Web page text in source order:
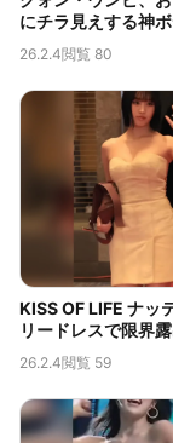
にチラ見えする神
露出だと話題に
26.2.4閲覧 80
KISS OF LIFE ナッ
リードレスで限界
ディと深い胸の谷間
26.2.4閲覧 59